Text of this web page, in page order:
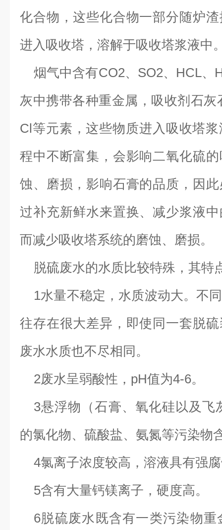
化合物，这些化合物一部分随炉
进入吸收塔，溶解于吸收塔浆液中
烟气中含有CO2、 SO2、 HCL、
灰中携带各种重金属，吸收剂石灰
Cl等元素，这些物质进入吸收塔
程中不断富集，会影响二氧化硫
蚀、磨损，影响石膏的品质，因
过补充新鲜水来置换、减少浆液
而减少吸收塔系统的磨蚀、磨损。
脱硫废水的水质比较特殊，其特
1水量不稳定，水质波动大。不
往存在很大差异，即使同一套脱
废水水质也不尽相同。
2废水呈弱酸性， pH值为4-6。
3悬浮物（石膏、氧化硅以及飞
的氯化物、硫酸盐、氨氮等污染物
4氯离子浓度较高，溶液具有强
5含有大量钙镁离子，硬度高。
6脱硫废水既含有一类污染物